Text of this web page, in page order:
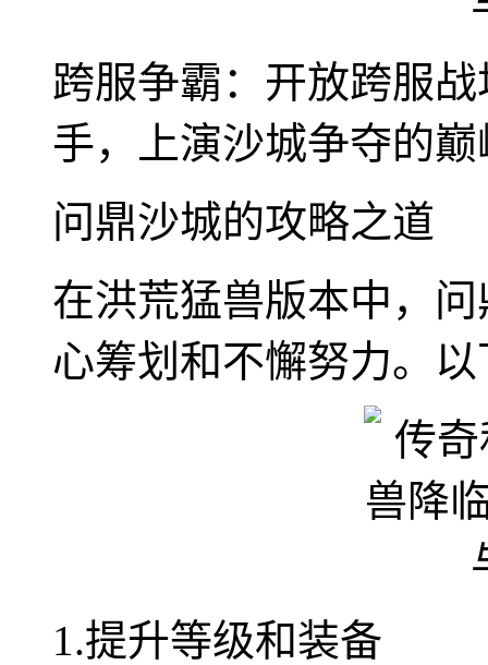
跨服争霸：开放跨服
手，上演沙城争夺的
问鼎沙城的攻略之道
在洪荒猛兽版本中，
心筹划和不懈努力。
1.提升等级和装备